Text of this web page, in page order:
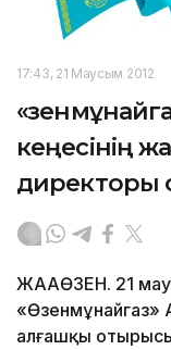
17:43, 21 Маусым 2012
кеңесінің
директоры
ЖАҢАӨЗЕН. 21
«Өзенмұнайгаз»
алғашқы